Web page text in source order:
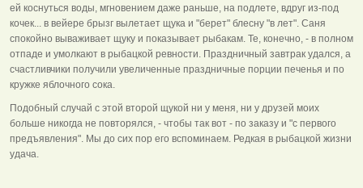
ей коснуться воды, мгновением даже раньше, на подлете, вдруг из-под
кочек... в вейере брызг вылетает щука и "берет" блесну "в лет". Саня
спокойно вываживает щуку и показывает рыбакам. Те, конечно, - в полном
отпаде и умолкают в рыбацкой ревности. Праздничный завтрак удался, а
счастливчики получили увеличенные праздничные порции печенья и по
кружке яблочного сока.
Подобный случай с этой второй щукой ни у меня, ни у друзей моих
больше никогда не повторялся, - чтобы так вот - по заказу и "с первого
предъявления". Мы до сих пор его вспоминаем. Редкая в рыбацкой жизни
удача.